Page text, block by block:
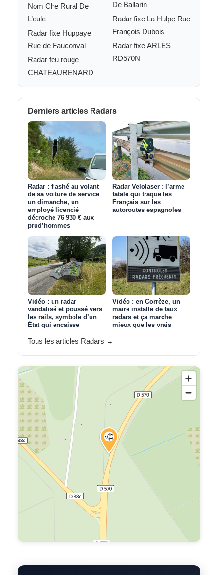
Nom Che Rural De
L’oule
Radar fixe Huppaye
Rue de Fauconval
Radar feu rouge
CHATEAURENARD
De Ballarin
Radar fixe La Hulpe Rue
François Dubois
Radar fixe ARLES
RD570N
Derniers articles Radars
Radar : flashé au volant
de sa voiture de service
un dimanche, un
employé licencié
décroche 76 930 € aux
prud’hommes
Radar Velolaser : l’arme
fatale qui traque les
Français sur les
autoroutes espagnoles
Vidéo : un radar
vandalisé et poussé vers
les rails, symbole d’un
État qui encaisse
Vidéo : en Corrèze, un
maire installe de faux
radars et ça marche
mieux que les vrais
Tous les articles Radars →